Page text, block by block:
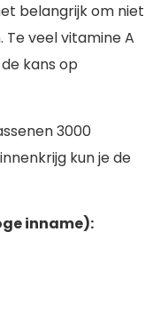
belangrijk om niet
veel vitamine A
kans op
3000
kun je de
inname):